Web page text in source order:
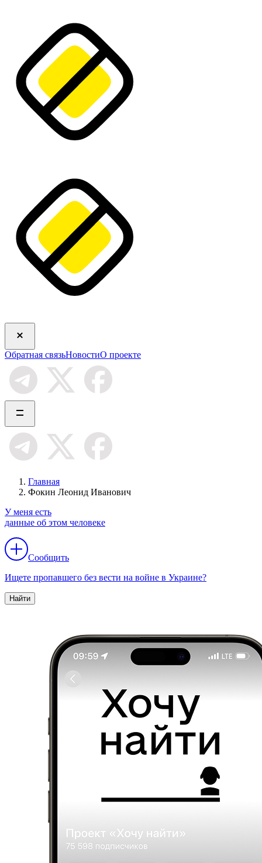
Обратная связьНовостиО проекте
Главная
Фокин Леонид Иванович
У меня есть
данные об этом человеке
Сообщить
Ищете пропавшего без вести на войне в Украине?
Найти